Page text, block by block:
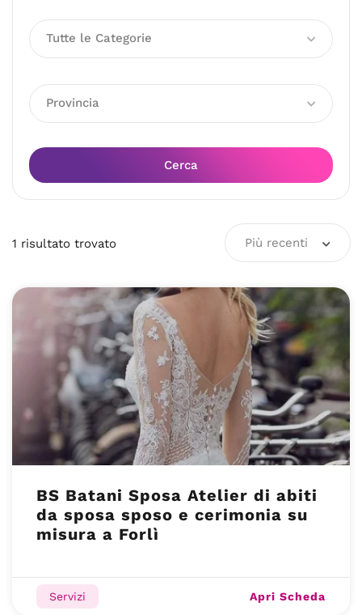
Tutte le Categorie
Provincia
Cerca
1 risultato trovato Più recenti
BS Batani Sposa Atelier di abiti
da sposa sposo e cerimonia su
misura a Forlì
Servizi Apri Scheda